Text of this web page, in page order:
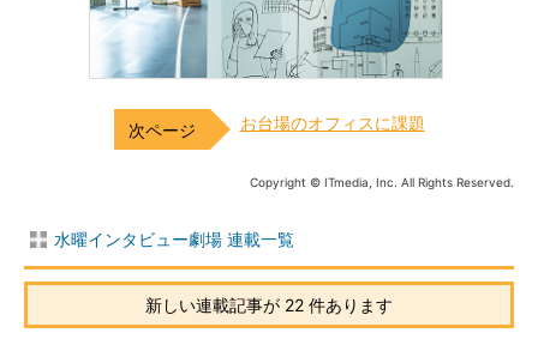
お台場のオフィスに課題
Copyright © ITmedia, Inc. All Rights Reserved.
水曜インタビュー劇場 連載一覧
新しい連載記事が 22 件あります